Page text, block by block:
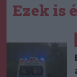
Ezek is